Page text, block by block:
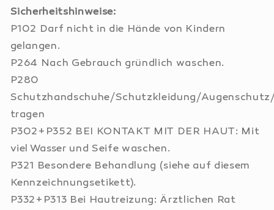
Sicherheitshinweise:
P102 Darf nicht in die Hände von Kindern
gelangen.
P264 Nach Gebrauch gründlich waschen.
P280
Schutzhandschuhe/Schutzkleidung/
tragen
P302+P352 BEI KONTAKT MIT DER HAUT: Mit
viel Wasser und Seife waschen.
P321 Besondere Behandlung (siehe auf diesem
Kennzeichnungsetikett).
P332+P313 Bei Hautreizung: Ärztlichen Rat